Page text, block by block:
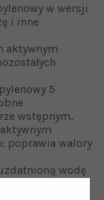
w wersji
i inne
aktywnym
5
wstępnym,
poprawia walory
wodę